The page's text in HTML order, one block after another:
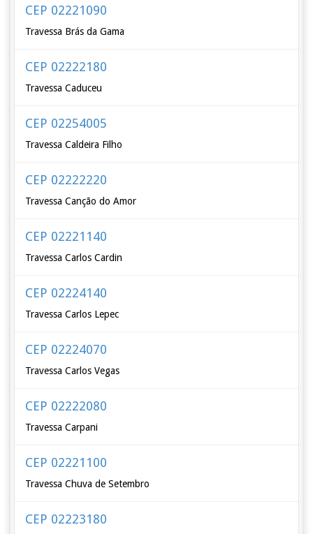
CEP 02221090
Travessa Brás da Gama
CEP 02222180
Travessa Caduceu
CEP 02254005
Travessa Caldeira Filho
CEP 02222220
Travessa Canção do Amor
CEP 02221140
Travessa Carlos Cardin
CEP 02224140
Travessa Carlos Lepec
CEP 02224070
Travessa Carlos Vegas
CEP 02222080
Travessa Carpani
CEP 02221100
Travessa Chuva de Setembro
CEP 02223180